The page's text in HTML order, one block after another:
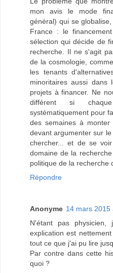
mon avis le mode
général) qui se
France : le
sélection qui décide de
recherche. Il ne s'agit
de la cosmologie,
les tenants
minoritaires aussi dans
projets à financer. Ne
différent si
systématiquement pour
des semaines à
devant argumenter sur
chercher... et de se
domaine de la
politique de la recherche
Répondre
Anonyme 14 mars 2015
N'étant pas physicien,
explication est
tout ce que j'ai pu lire
Par contre dans cette
quoi ?